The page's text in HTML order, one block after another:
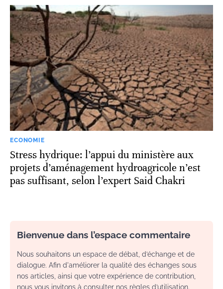
ECONOMIE
Stress hydrique: l’appui du ministère aux
projets d’aménagement hydroagricole n’est
pas suffisant, selon l’expert Said Chakri
Bienvenue dans l’espace commentaire
Nous souhaitons un espace de débat, d’échange et de
dialogue. Afin d'améliorer la qualité des échanges sous
nos articles, ainsi que votre expérience de contribution,
nous vous invitons à consulter nos règles d’utilisation.